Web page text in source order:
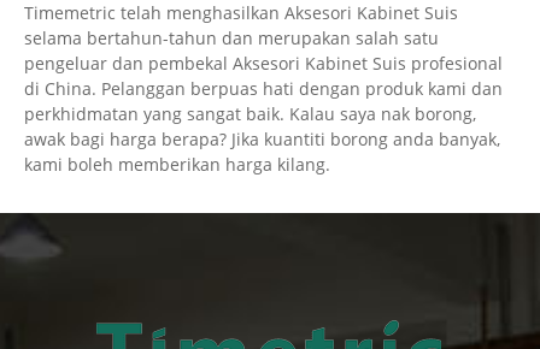
Timemetric telah menghasilkan Aksesori Kabinet Suis
selama bertahun-tahun dan merupakan salah satu
pengeluar dan pembekal Aksesori Kabinet Suis profesional
di China. Pelanggan berpuas hati dengan produk kami dan
perkhidmatan yang sangat baik. Kalau saya nak borong,
awak bagi harga berapa? Jika kuantiti borong anda banyak,
kami boleh memberikan harga kilang.